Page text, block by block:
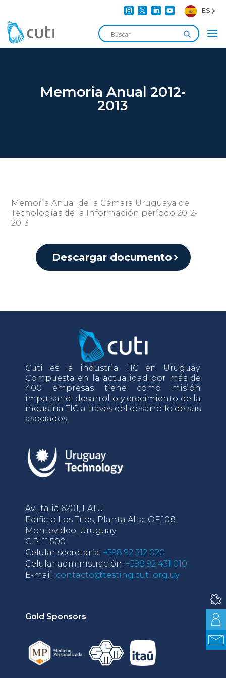
    ES
Memoria Anual 2012-
2013
Memoria Anual de la Cámara Uruguaya de
Tecnologías de la Información período 2012-
2013
Descargar documento
Cuti es la industria TIC en Uruguay.
Compuesta en la actualidad por más de
400 empresas tiene como misión
impulsar el desarrollo y crecimiento de la
industria TIC a través del desarrollo de sus
asociados.
Av. Italia 6201, LATU
Edificio Los Tilos, Planta Alta, OF.108
Montevideo, Uruguay
C.P: 11.500
Celular secretaría: +598 92 512 020
Celular administración: +598 92 431 010
E-mail: contacto@testing.cuti.org.uy
Gold Sponsors